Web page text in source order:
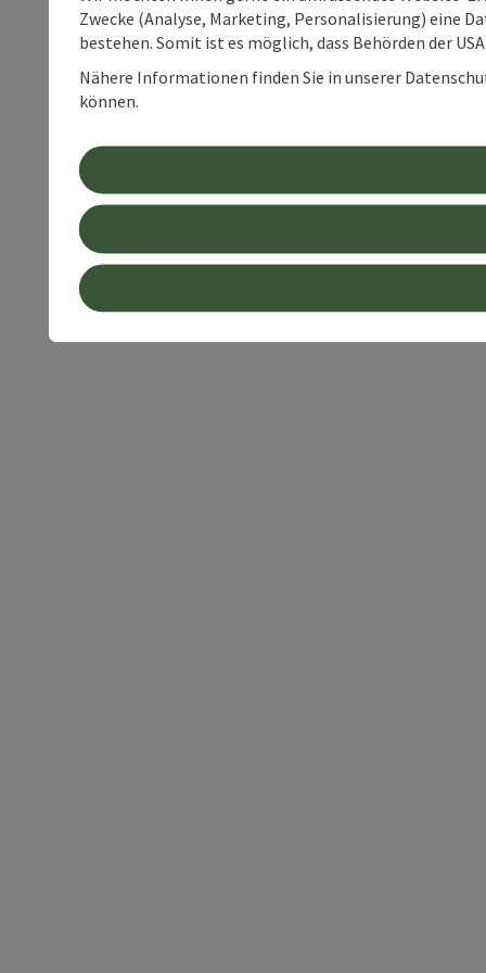
Zwecke (Analyse, Marketing, Personalisierung) eine
bestehen. Somit ist es möglich, dass Behörden der
Nähere Informationen finden Sie in unserer
können.